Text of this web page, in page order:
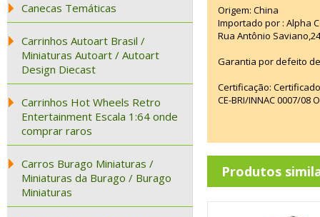
Canecas Temáticas
Carrinhos Autoart Brasil /
Miniaturas Autoart / Autoart
Design Diecast
Carrinhos Hot Wheels Retro
Entertainment Escala 1:64 onde
comprar raros
Carros Burago Miniaturas /
Miniaturas da Burago / Burago
Miniaturas
Origem: China
Importado por : Alpha
Rua Antônio
Garantia por defeito
Certificação:
CE-BRI/INNAC 0007/08
Produtos